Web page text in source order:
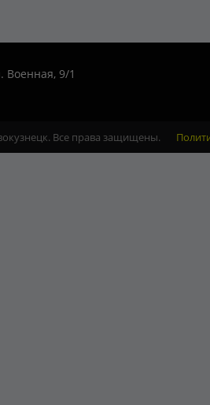
Военная, 9/1
Все права защищены.